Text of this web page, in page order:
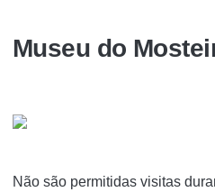
Museu do
Não são permitidas visitas